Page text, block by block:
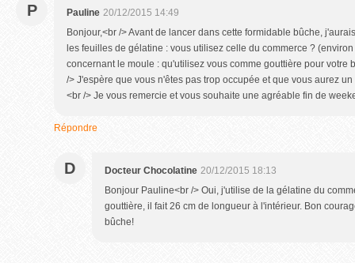
P Pauline 20/12/2015 14:49
Bonjour,<br /> Avant de lancer dans cette formidable bûche,
les feuilles de gélatine : vous utilisez celle du commerce ?
concernant le moule : qu'utilisez vous comme gouttière pour votre
/> J'espère que vous n'êtes pas trop occupée et que vous aurez
<br /> Je vous remercie et vous souhaite une agréable fin de
Répondre
D Docteur Chocolatine 20/12/2015 18:13
Bonjour Pauline<br /> Oui, j'utilise de la gélatine du
gouttière, il fait 26 cm de longueur à l'intérieur. Bon
bûche!